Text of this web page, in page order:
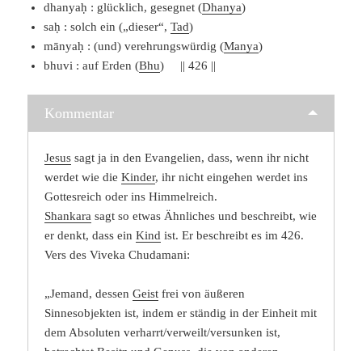
dhanyaḥ : glücklich, gesegnet (Dhanya)
saḥ : solch ein („dieser“,Tad)
mānyaḥ : (und) verehrungswürdig (Manya)
bhuvi : auf Erden (Bhu) || 426 ||
Kommentar
Jesus sagt ja in den Evangelien, dass, wenn ihr nicht
werdet wie dieKinder, ihr nicht eingehen werdet ins
Gottesreich oder ins Himmelreich.
Shankara sagt so etwas Ähnliches und beschreibt, wie
er denkt, dass einKind ist. Er beschreibt es im 426.
Vers des Viveka Chudamani:
„Jemand, dessenGeist frei von äußeren
Sinnesobjekten ist, indem er ständig in der Einheit mit
dem Absoluten verharrt/verweilt/versunken ist,